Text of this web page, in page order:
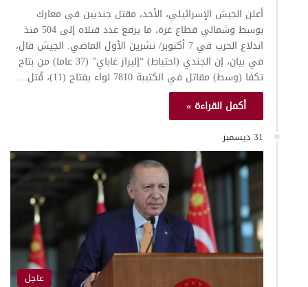
أعلن الجيش الإسرائيلي، الأحد، مقتل جنديين في معارك
بوسط وشمالي قطاع غزة، ما يرفع عدد قتلاه إلى 504 منذ
اندلاع الحرب في 7 أكتوبر/ تشرين الأول الماضي. الجيش قال،
في بيان، إن الجندي (احتياط) “إليراز غاباي” (37 عاما) من بتاح
تكفا (وسط) مقاتل في الكتيبة 7810 لواء يفتاح (11)، قُتل…
أكمل القراءة »
31 ديسمبر
عاجل